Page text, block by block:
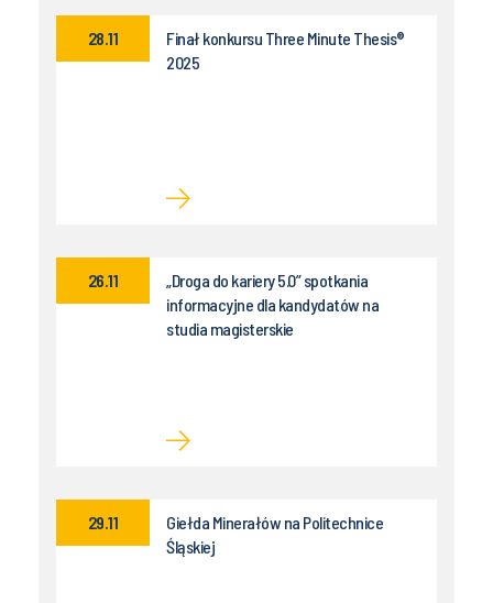
Finał konkursu Three Minute Thesis®
2025
28.11
„Droga do kariery 5.0” spotkania
informacyjne dla kandydatów na
studia magisterskie
26.11
Giełda Minerałów na Politechnice
Śląskiej
29.11